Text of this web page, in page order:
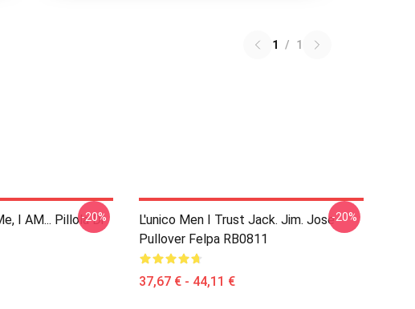
1 / 1
I AM... Pillola Di
-20%
L'unico Men I Trust Jack. Jim. Jose
Pullover Felpa RB0811
37,67 € - 44,11 €
-20%